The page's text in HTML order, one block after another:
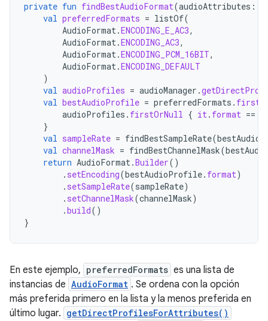
private fun findBestAudioFormat(audioAttributes :
val preferredFormats = listOf(
AudioFormat.ENCODING_E_AC3,
AudioFormat.ENCODING_AC3,
AudioFormat.ENCODING_PCM_16BIT,
AudioFormat.ENCODING_DEFAULT
)
val audioProfiles = audioManager .
val bestAudioProfile = preferredFormats .
audioProfiles . firstOrNull { it. format ==
}
val sampleRate = findBestSampleRate(
val channelMask = findBestChannelMask(
return AudioFormat.Builder()
. setEncoding(bestAudioProfile. format)
. setSampleRate(sampleRate)
. setChannelMask(channelMask)
.build()
}
En este ejemplo, preferredFormats es una lista de
instancias de AudioFormat . Se ordena con la opción
más preferida primero en la lista y la menos preferida en
último lugar. getDirectProfilesForAttributes()